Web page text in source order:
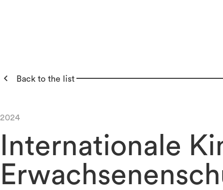
 Back to the list
2024
Internationale